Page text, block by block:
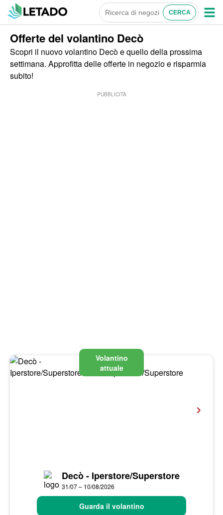
Offerte del volantino Decò
Scopri il nuovo volantino Decò e quello della prossima
settimana. Approfitta delle offerte in negozio e risparmia
subito!
PUBBLICITÀ
Volantino
attuale
Decò - Iperstore/Superstore
31/07 – 10/08/2026
Guarda il volantino